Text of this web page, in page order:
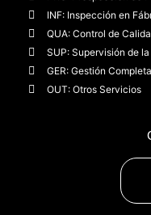
INF: Inspección en
QUA: Control de
SUP: Supervisión de
GER: Gestión Completa
OUT: Otros Servicios